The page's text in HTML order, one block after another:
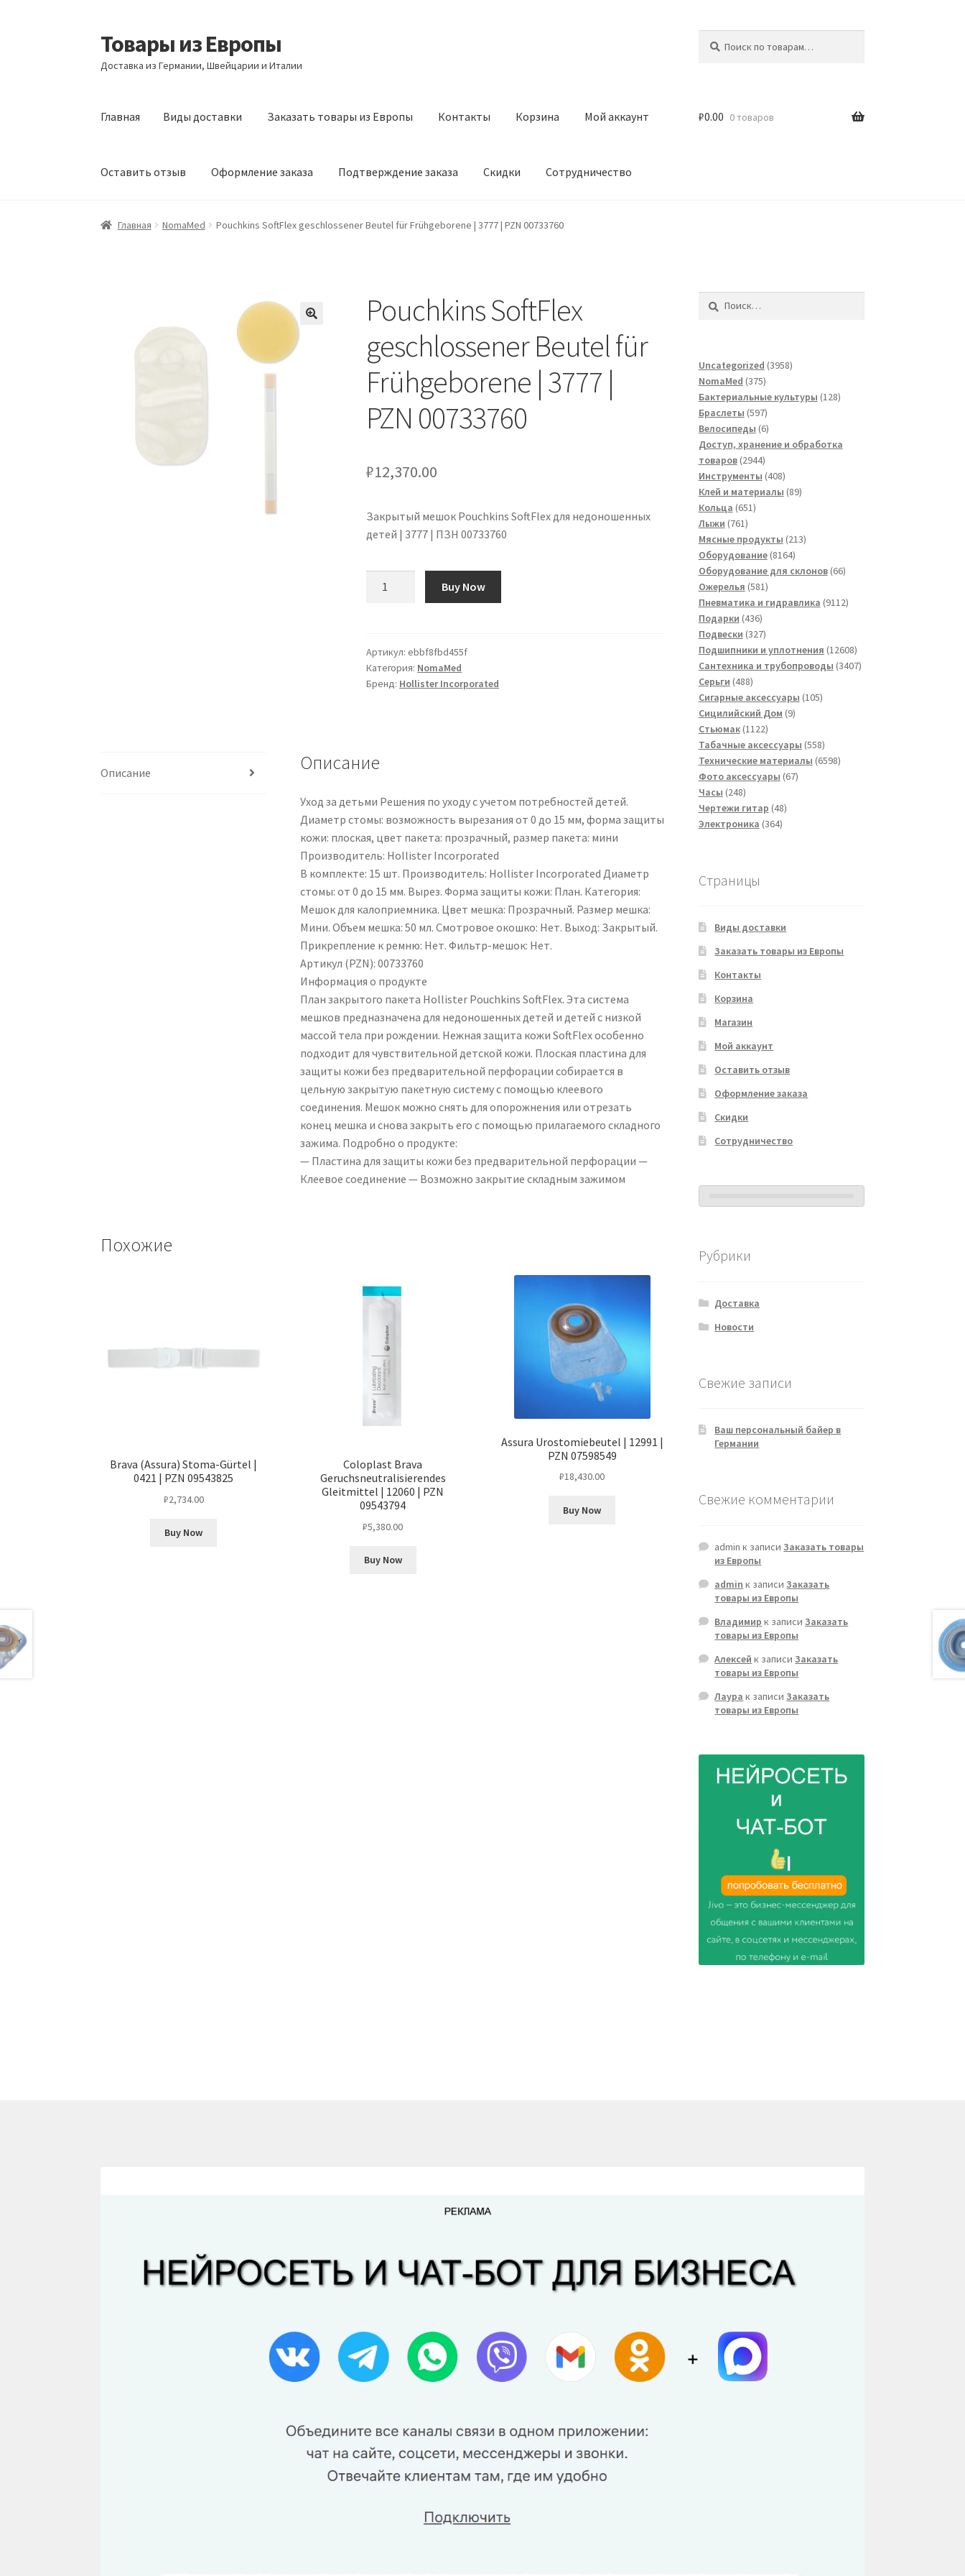
Перейти
к
навигации
Перейти
к
содержимому
Товары из Европы
Доставка из Германии, Швейцарии и Италии
Главная Виды доставки Заказать товары из Европы Контакты Корзина Мой аккаунт
Оставить отзыв Оформление заказа Подтверждение заказа Скидки Сотрудничество
Главная Виды доставки Заказать товары из ЕвропыКонтактыКорзина Мой аккаунтОставить отзыв
₽0.00 0 товаров
Главная NomaMed Pouchkins SoftFlex geschlossener Beutel für Frühgeborene | 3777 | PZN 00733760
Pouchkins SoftFlex
geschlossener Beutel für
Frühgeborene | 3777 |
PZN 00733760
₽12,370.00
Закрытый мешок Pouchkins SoftFlex для недоношенных
детей | 3777 | ПЗН 00733760
geschlossener
Beutel
für
|
00733760
Buy Now
Артикул:ebbf8fbd455f
Категория: NomaMed
Бренд: Hollister Incorporated
Описание Описание
Уход за детьми Решения по уходу с учетом потребностей детей.
Диаметр стомы: возможность вырезания от 0 до 15 мм, форма защиты
кожи: плоская, цвет пакета: прозрачный, размер пакета: мини
Производитель: Hollister Incorporated
В комплекте: 15 шт. Производитель: Hollister Incorporated Диаметр
стомы: от 0 до 15 мм. Вырез. Форма защиты кожи: План. Категория:
Мешок для калоприемника. Цвет мешка: Прозрачный. Размер мешка:
Мини. Объем мешка: 50 мл. Смотровое окошко: Нет. Выход: Закрытый.
Прикрепление к ремню: Нет. Фильтр-мешок: Нет.
Артикул (PZN): 00733760
Информация о продукте
План закрытого пакета Hollister Pouchkins SoftFlex. Эта система
мешков предназначена для недоношенных детей и детей с низкой
массой тела при рождении. Нежная защита кожи SoftFlex особенно
подходит для чувствительной детской кожи. Плоская пластина для
защиты кожи без предварительной перфорации собирается в
цельную закрытую пакетную систему с помощью клеевого
соединения. Мешок можно снять для опорожнения или отрезать
конец мешка и снова закрыть его с помощью прилагаемого складного
зажима. Подробно о продукте:
— Пластина для защиты кожи без предварительной перфорации —
Клеевое соединение — Возможно закрытие складным зажимом
Похожие
Brava (Assura) Stoma-Gürtel |
0421 | PZN 09543825
₽2,734.00
Buy Now
Coloplast Brava
Geruchsneutralisierendes
Gleitmittel | 12060 | PZN
09543794
₽5,380.00
Buy Now
Assura Urostomiebeutel | 12991 |
PZN 07598549
₽18,430.00
Buy Now
Uncategorized 39583958
NomaMed 375375
товаров
Бактериальные культуры 128128
Браслеты 597597
товаров
Велосипеды 66
товаров
Доступ, хранение и обработка
товаров 29442944
товара
Инструменты 408408
товаров
Клей и материалы 8989
Кольца 651651
Лыжи 761761
товар
Мясные продукты 213213
Оборудование 81648164
товара
Оборудование для склонов 6666
Ожерелья 581581
товар
Пневматика и гидравлика 91129112
Подарки 436436
товаров
Подвески 327327
товаров
Подшипники и уплотнения 1260812608
товаров
Сантехника и трубопроводы 34073407
Серьги 488488
товаров
Сигарные аксессуары 105105
Сицилийский Дом 99
Стьюмак 11221122
товара
Табачные аксессуары 558558
товаров
Технические материалы 65986598
Фото аксессуары 6767
Часы 248248
товаров
Чертежи гитар 4848
Электроника 364364
Страницы
Виды доставки
Заказать товары из Европы
Контакты
Корзина
Магазин
Мой аккаунт
Оставить отзыв
Оформление заказа
Скидки
Сотрудничество
Рубрики
Доставка
Новости
Свежие записи
Ваш персональный байер в
Германии
Свежие комментарии
admin к записиЗаказать товары
из Европы
admin к записиЗаказать
товары из Европы
Владимир к записиЗаказать
товары из Европы
Алексей к записиЗаказать
товары из Европы
Лаура к записиЗаказать
товары из Европы